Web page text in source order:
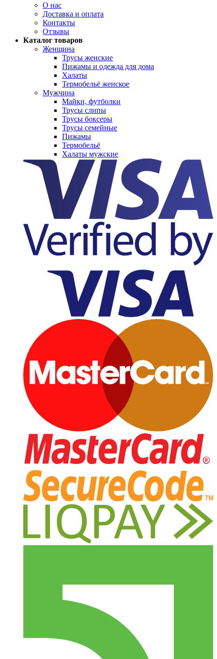
О нас
Доставка и оплата
Контакты
Отзывы
Каталог товаров
Женщина
Трусы женские
Пижамы и одежда для дома
Халаты
Термобельё женское
Мужчина
Майки, футболки
Трусы слипы
Трусы боксеры
Трусы семейные
Пижамы
Термобельё
Халаты мужские